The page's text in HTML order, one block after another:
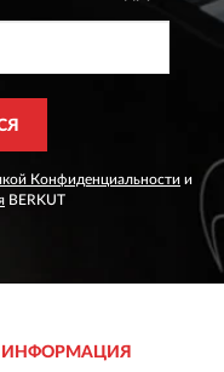
Конфиденциальности и
BERKUT
ИНФОРМАЦИЯ